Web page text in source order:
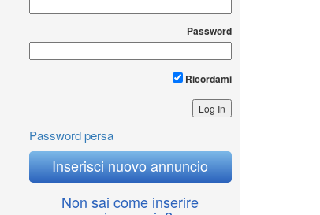
Password
Ricordami
Password persa
Inserisci nuovo annuncio
Non sai come inserire